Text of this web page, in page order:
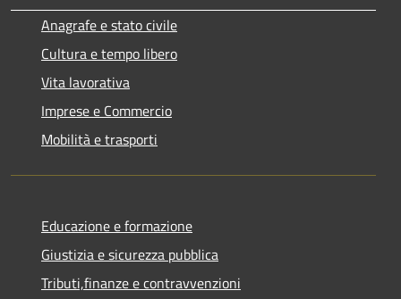
Anagrafe e stato civile
Cultura e tempo libero
Vita lavorativa
Imprese e Commercio
Mobilità e trasporti
Educazione e formazione
Giustizia e sicurezza pubblica
Tributi,finanze e contravvenzioni